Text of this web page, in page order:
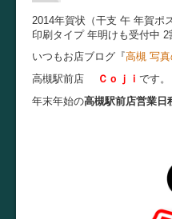
2014年賀状（干支 午 年賀ポ
印刷タイプ 年明けも受付中
いつもお店ブログ『高槻 写
高槻駅前店
Ｃｏｊｉ です。
年末年始の高槻駅前店営業日